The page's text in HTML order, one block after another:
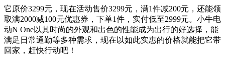
它原价3299元，现在活动售价3299元，满1件减200元，还能领
取满2000减100元优惠券，下单1件，实付低至2999元。小牛电
动N One以其时尚的外观和出色的性能成为出行的好选择，能
满足日常通勤等多种需求，现在以如此实惠的价格就能把它带
回家，赶快行动吧！